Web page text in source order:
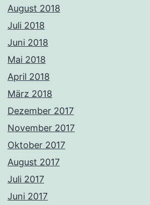
August 2018
Juli 2018
Juni 2018
Mai 2018
April 2018
März 2018
Dezember 2017
November 2017
Oktober 2017
August 2017
Juli 2017
Juni 2017